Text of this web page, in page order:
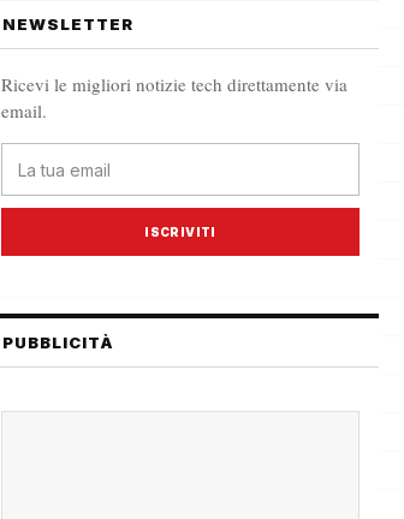
NEWSLETTER
Ricevi le migliori notizie tech direttamente via
email.
ISCRIVITI
PUBBLICITÀ